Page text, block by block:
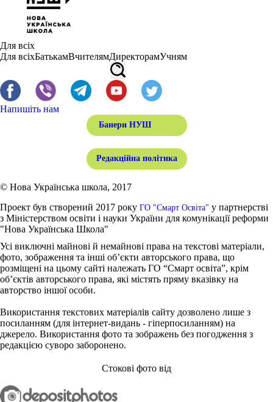
Для всіх
Для всіхБатькамВчителямДиректорамУчням
Напишіть нам
Банери НУШ
Редакційна політика
© Нова Українська школа, 2017
Проект був створений 2017 року ГО "Смарт Освіта" у партнерстві
з Міністерством освіти і науки України для комунікації реформи
"Нова Українська Школа"
Усі виключні майнові й немайнові права на текстові матеріали,
фото, зображення та інші об’єкти авторського права, що
розміщені на цьому сайті належать ГО “Смарт освіта”, крім
об’єктів авторського права, які містять пряму вказівку на
авторство іншої особи.
Використання текстових матеріалів сайту дозволено лише з
посиланням (для інтернет-видань - гіперпосиланням) на
джерело. Використання фото та зображень без погодження з
редакцією суворо заборонено.
Стокові фото від